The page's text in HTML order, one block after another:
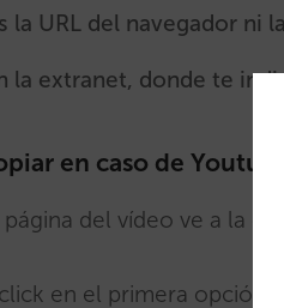
la URL del navegador ni
la extranet, donde te
en caso de Youtube
del vídeo ve a la
en el primera opción: